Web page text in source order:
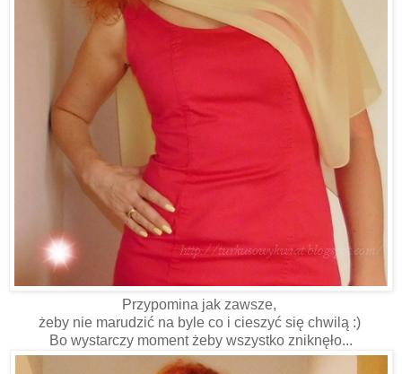
Przypomina jak zawsze,
żeby nie marudzić na byle co i cieszyć się chwilą :)
Bo wystarczy moment żeby wszystko zniknęło...